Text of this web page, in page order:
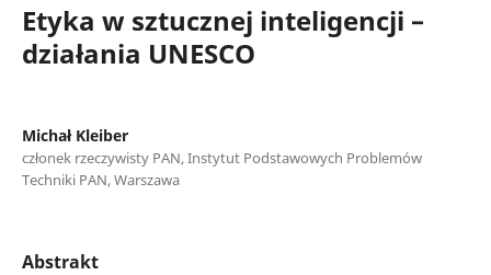
Etyka w sztucznej inteligencji –
działania UNESCO
Michał Kleiber
członek rzeczywisty PAN, Instytut Podstawowych Problemów
Techniki PAN, Warszawa
Abstrakt